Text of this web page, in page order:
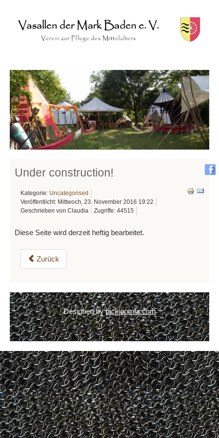
Under construction!
Kategorie: Uncategorised
Veröffentlicht: Mittwoch, 23. November 2016 19:22
Geschrieben von Claudia
Zugriffe: 44515
Diese Seite wird derzeit heftig bearbeitet.
Zurück
Designed bypickjoomla.com